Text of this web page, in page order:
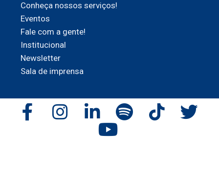
Conheça nossos serviços!
Eventos
Fale com a gente!
Institucional
Newsletter
Sala de imprensa